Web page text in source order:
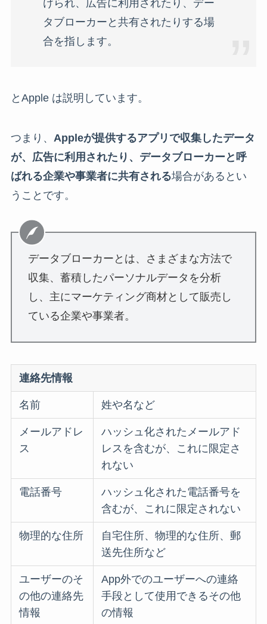
けられ、広告に利用されたり、デー
タブローカーと共有されたりする場
合を指します。
とApple は説明しています。
つまり、 Appleが提供するアプリで収集したデータ
が、広告に利用されたり、データブローカーと呼
ばれる企業や事業者に共有される場合があるとい
うことです。
データブローカーとは、さまざまな方法で
収集、蓄積したパーソナルデータを分析
し、主にマーケティング商材として販売し
ている企業や事業者。
連絡先情報
名前 姓や名など
メールアドレ
ス
ハッシュ化されたメールアド
レスを含むが、これに限定さ
れない
電話番号
ハッシュ化された電話番号を
含むが、これに限定されない
物理的な住所
自宅住所、物理的な住所、郵
送先住所など
ユーザーのそ
の他の連絡先
情報
App外でのユーザーへの連絡
手段として使用できるその他
の情報